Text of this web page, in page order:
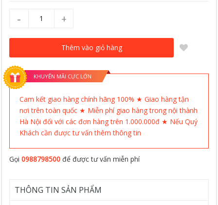
- +
Thêm vào giỏ hàng
KHUYẾN MÃI CỰC LỚN
Cam kết giao hàng chính hãng 100% ★ Giao hàng tận
nơi trên toàn quốc ★ Miễn phí giao hàng trong nội thành
Hà Nội đối với các đơn hàng trên 1.000.000đ ★ Nếu Quý
Khách cần được tư vấn thêm thông tin
Gọi0988798500 để được tư vấn miễn phí
THÔNG TIN SẢN PHẨM